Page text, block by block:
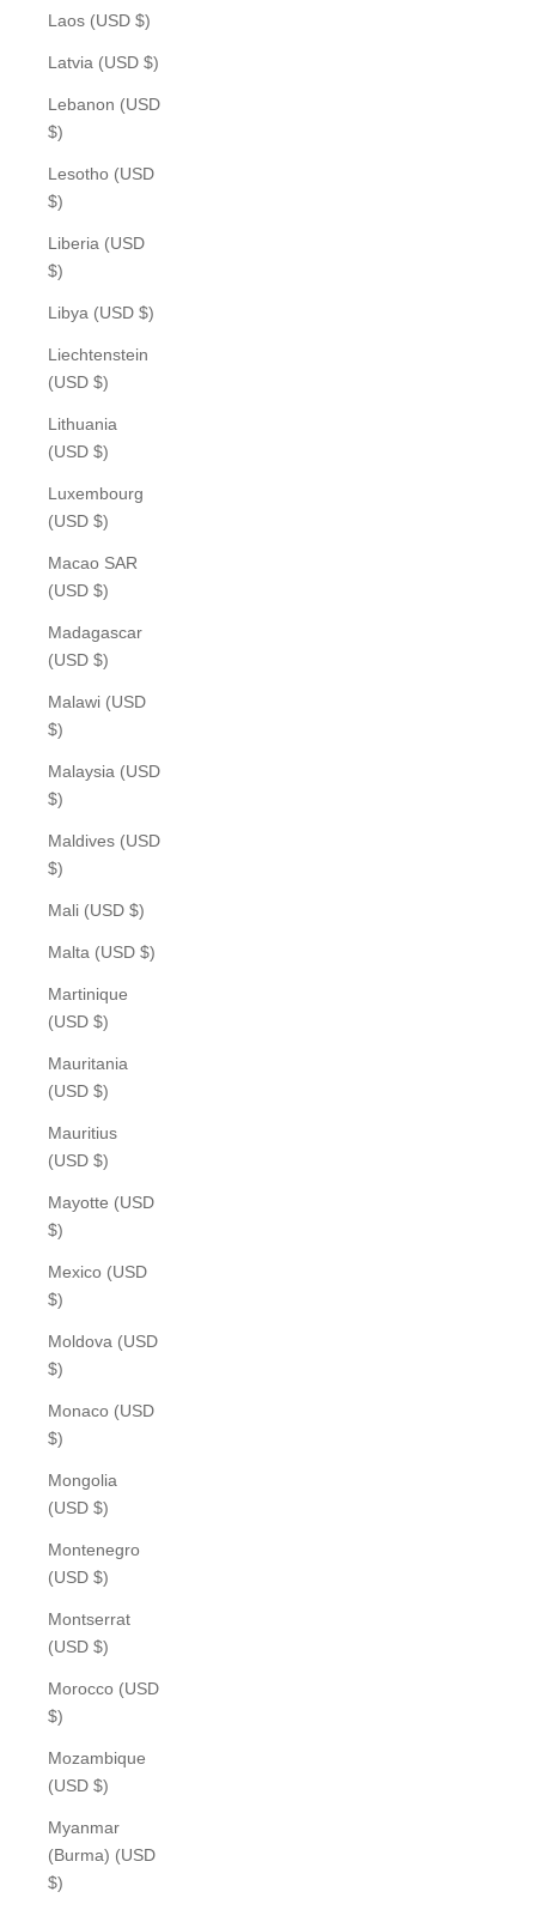
Laos (USD $)
Latvia (USD $)
Lebanon (USD
$)
Lesotho (USD
$)
Liberia (USD
$)
Libya (USD $)
Liechtenstein
(USD $)
Lithuania
(USD $)
Luxembourg
(USD $)
Macao SAR
(USD $)
Madagascar
(USD $)
Malawi (USD
$)
Malaysia (USD
$)
Maldives (USD
$)
Mali (USD $)
Malta (USD $)
Martinique
(USD $)
Mauritania
(USD $)
Mauritius
(USD $)
Mayotte (USD
$)
Mexico (USD
$)
Moldova (USD
$)
Monaco (USD
$)
Mongolia
(USD $)
Montenegro
(USD $)
Montserrat
(USD $)
Morocco (USD
$)
Mozambique
(USD $)
Myanmar
(Burma) (USD
$)